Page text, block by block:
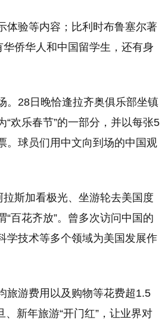
体验等内容；比利时布鲁塞尔著
侨华人和中国留学生，还有身
。28日晚恰逢拉齐奥俱乐部坐镇
欢乐春节”的一部分，并以每张5
。球员们用中文向到场的中国观
斯加看极光、坐游轮去美国度
百花齐放”。曾多次访问中国的
学技术等多个领域为美国发展作
旅游费用以及购物等花费超1.5
新年旅游“开门红”，让业界对